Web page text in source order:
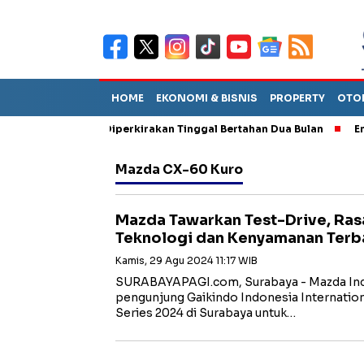
HOME EKONOMI & BISNIS PROPERTY
Sebut TPA Diperkirakan Tinggal Bertahan Dua Bulan Empat
Mazda CX-60 Kuro
Mazda Tawarkan Test-Drive,
Teknologi dan Kenyamanan
Kamis, 29 Agu 2024 11:17 WIB
SURABAYAPAGI.com, Surabaya - Mazda
pengunjung Gaikindo Indonesia
Series 2024 di Surabaya untuk…